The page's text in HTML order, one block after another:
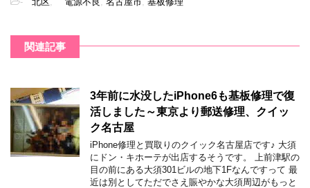
関連記事
3年前に水没したiPhone6も基板修理で復
活しました～東京より郵送修理、クイッ
ク名古屋
iPhone修理と買取りのクイック名古屋店です♪ 大須
にドン・キホーテが出店するそうです。 上前津駅の
目の前にある大須301ビルの地下1Fなんですって 最
近は別としてただでさえ賑やかな大須周辺がもっと